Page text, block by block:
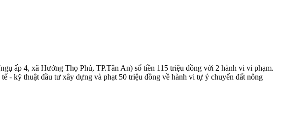
ấp 4, xã Hướng Thọ Phú, TP.Tân An) số tiền 115 triệu đồng với 2 hành vi vi phạm.
- kỹ thuật đầu tư xây dựng và phạt 50 triệu đồng về hành vi tự ý chuyển đất nông